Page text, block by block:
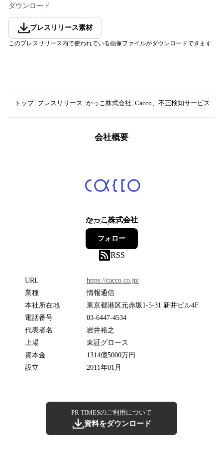
ダウンロード
プレスリリース素材
このプレスリリース内で使われている画像ファイルがダウンロードできます
トップ プレスリリース かっこ株式会社 Cacco、不正検知サービスの
会社概要
かっこ株式会社
27フォロワー
フォロー
RSS
URL
https://cacco.co.jp/
業種
情報通信
本社所在地
東京都港区元赤坂1-5-31 新井ビル4F
電話番号
03-6447-4534
代表者名
岩井裕之
上場
東証グロース
資本金
1314億5000万円
設立
2011年01月
PR TIMESのご利用について
資料をダウンロード